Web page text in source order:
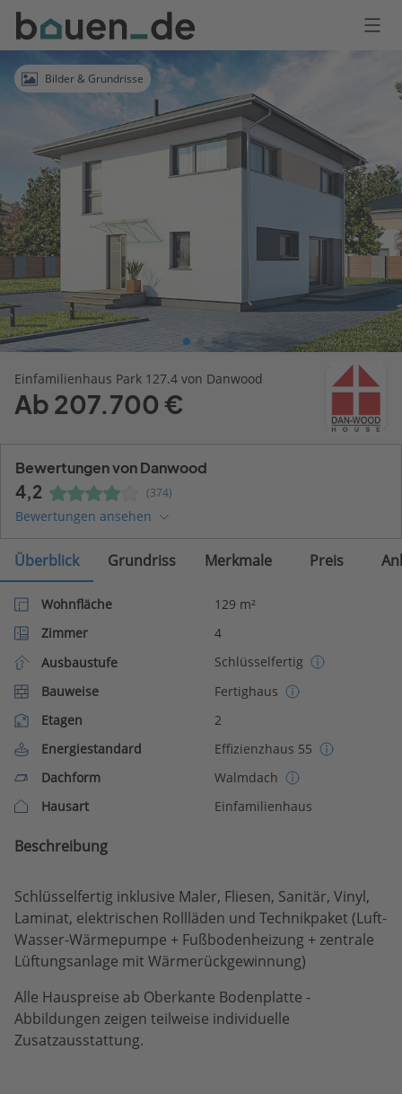
Bauen
Logo
AnmeldenBilder & Grundrisse
Einfamilienhaus Park 127.4 von Danwood
Ab 207.700 €
Bewertungen von Danwood
4,2 (374)
Bewertungen ansehen
Überblick Grundriss Merkmale Preis
Wohnfläche
129 m²
Zimmer
4
Ausbaustufe
Schlüsselfertig
Bauweise
Fertighaus
Etagen
2
Energiestandard
Effizienzhaus 55
Dachform
Walmdach
Hausart
Einfamilienhaus
Beschreibung
Schlüsselfertig inklusive Maler, Fliesen, Sanitär, Vinyl,
Laminat, elektrischen Rollläden und Technikpaket (Luft-
Wasser-Wärmepumpe + Fußbodenheizung + zentrale
Lüftungsanlage mit Wärmerückgewinnung)
Alle Hauspreise ab Oberkante Bodenplatte -
Abbildungen zeigen teilweise individuelle
Zusatzausstattung.